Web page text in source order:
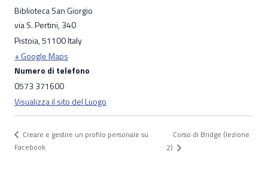
Biblioteca San Giorgio
via S. Pertini, 340
Pistoia,51100Italy
+ Google Maps
Numero di telefono
0573 371600
Visualizza il sito del Luogo
Creare e gestire un profilo personale su
Facebook
Corso di Bridge (lezione
2)